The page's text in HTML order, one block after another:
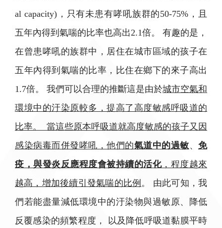
al capacity)，只有未患有哮吼族群的50-75%，且
五年內得到氣喘的比率也高出2.1倍。 有趣的是，
在曾患哮吼的族群中，居住在城市區域的孩子在
五年內得到氣喘的比率，比住在鄉下的來子高出
1.7倍。 我們可以合理的推斷這是由於城市空氣和
環境中的汙染原較多，提高了高度敏感呼吸道的
比率。 當這些原本呼吸道就高度敏感的孩子又因
感染病毒而併發哮吼，他們的氣道中的過敏、 免
疫，與發炎反應程度會被持續的活化，程度越來
越高，增加後續引發氣喘的比例 。 由此可知，我
們若能盡量減低環境中的汙染物與過敏原、降低
反覆感染的頻繁程度， 以及降低呼吸道黏膜平時